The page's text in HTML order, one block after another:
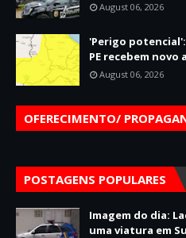
August 06, 2026
'Perigo
PE recebem
August 06, 2026
OFERECIMENTO/
POSTAGENS POPULARES
Imagem do dia:
uma viatura em